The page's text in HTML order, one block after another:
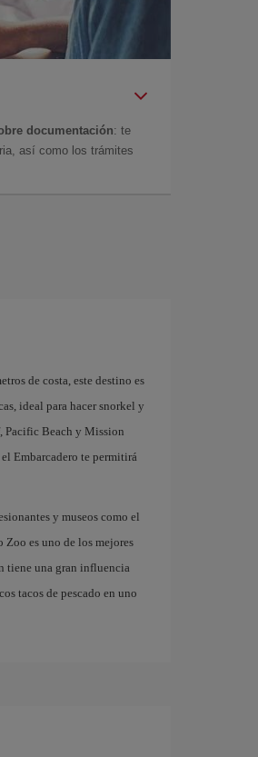
documentación: te
así como los trámites
de costa, este destino es
ideal para hacer snorkel y
Pacific Beach y Mission
Embarcadero te permitirá
y museos como el
Zoo es uno de los mejores
tiene una gran influencia
tacos de pescado en uno